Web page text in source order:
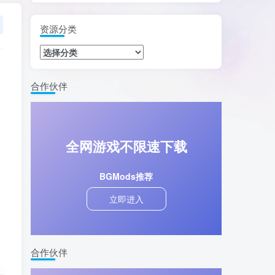
资源分类
合作伙伴
全网游戏不限速下载
BGMods推荐
立即进入
合作伙伴